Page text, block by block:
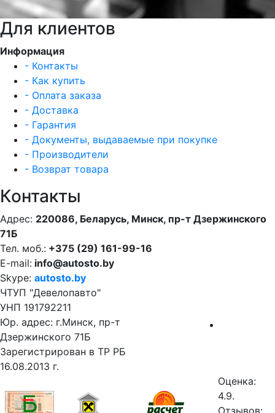
Для клиентов
Информация
- Контакты
- Как купить
- Оплата заказа
- Доставка
- Гарантия
- Документы, выдаваемые при покупке
- Производители
- Возврат товара
Контакты
Адрес: 220086, Беларусь, Минск, пр-т Дзержинского
71Б
Тел. моб.: +375 (29) 161-99-16
E-mail: info@autosto.by
Skype: autosto.by
ЧТУП "Девелопавто"
УНП 191792211
Юр. адрес: г.Минск, пр-т
Дзержинского 71Б
Зарегистрирован в ТР РБ
16.08.2013 г.
Оценка:
4.9.
Отзывов: